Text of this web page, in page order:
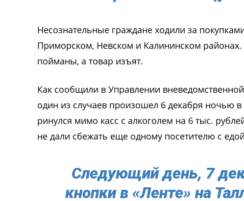
Несознательные граждане ходили за
Приморском, Невском и Калининском
пойманы, а товар изъят.
Как сообщили в Управлении
один из случаев произошел 6 декабря ночью
ринулся мимо касс с алкоголем на 6 тыс.
не дали сбежать еще одному посетителю с
Следующий день, 7
кнопки в «Ленте» на